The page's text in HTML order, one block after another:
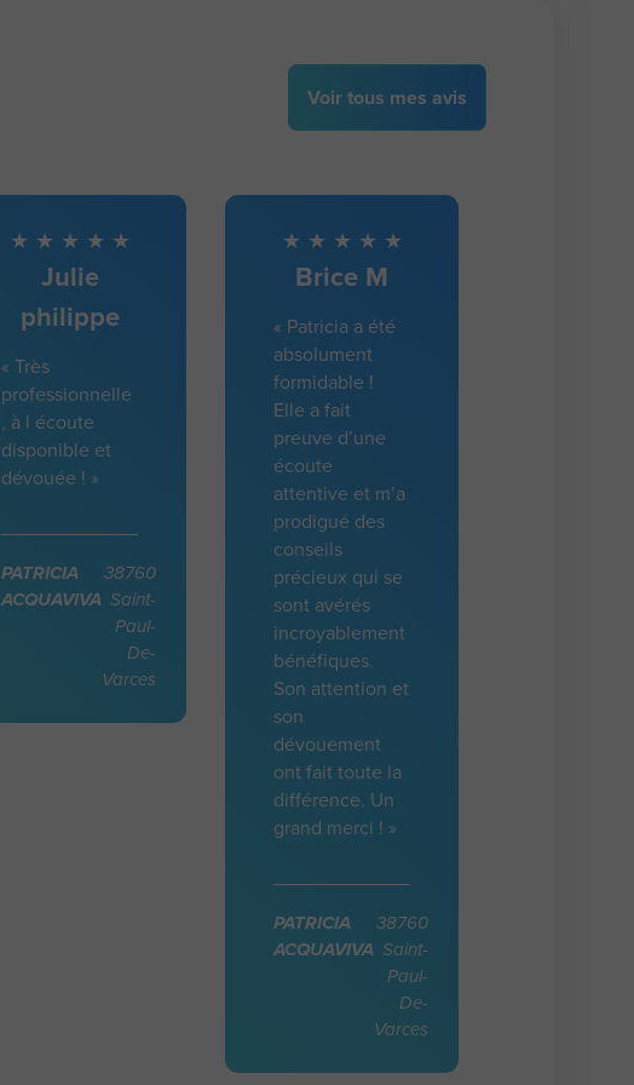
Voirtous mes avis
Julie
philippe
« Très
professionnelle
, à l écoute
disponible et
dévouée ! »
PATRICIA
ACQUAVIVA
38760
Saint-
Paul-
De-
Varces
Brice M
« Patricia a été
absolument
formidable !
Elle a fait
preuve d’une
écoute
attentive et m’a
prodigué des
conseils
précieux qui se
sont avérés
incroyablement
bénéfiques.
Son attention et
son
dévouement
ont fait toute la
différence. Un
grand merci ! »
PATRICIA
ACQUAVIVA
38760
Saint-
Paul-
De-
Varces